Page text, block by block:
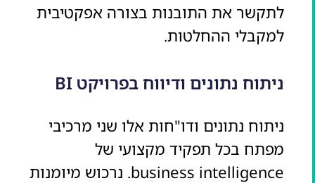
לתקשר את התובנות בצורה אפקטיבית
למקבלי ההחלטות.
ניתוח נתונים ודיווח בפרויקט BI
ניתוח נתונים ודו"חות אלו שני מרכיבי
מפתח בכל תפקיד מקצועי של
business intelligence. נרכוש מיומנות